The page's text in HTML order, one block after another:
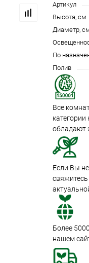
Артикул
Высота, см
Диаметр,
По
Полив
Все
обладают
Если Вы
Более
нашем